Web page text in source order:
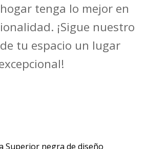
tenga lo mejor en
¡Sigue nuestro
tu espacio un lugar